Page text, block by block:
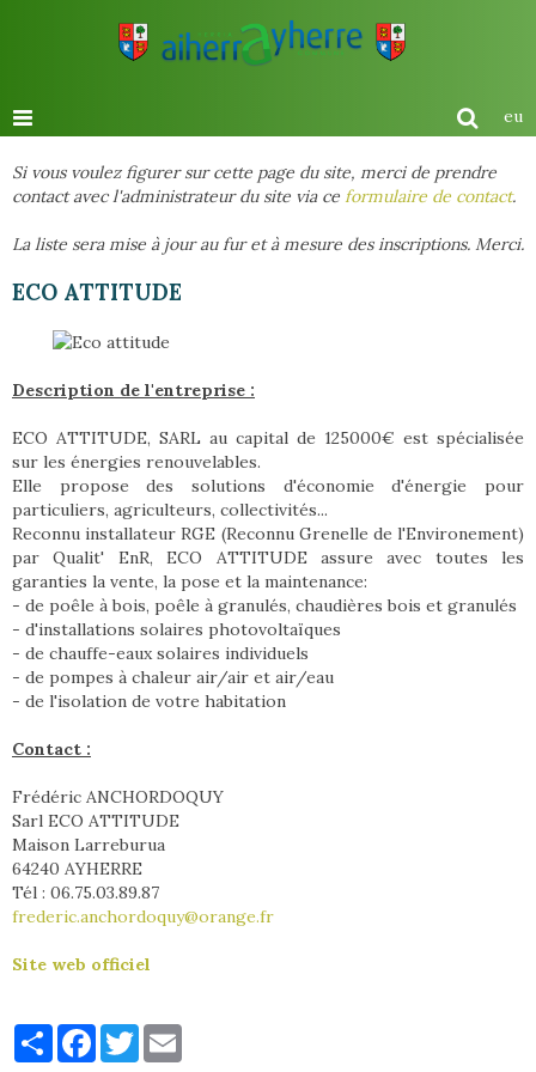
eu
Si vous voulez figurer sur cette page du site, merci de prendre
contact avec l'administrateur du site via ce formulaire de contact.
La liste sera mise à jour au fur et à mesure des inscriptions. Merci.
ECO ATTITUDE
Description de l'entreprise :
ECO ATTITUDE, SARL au capital de 125000€ est spécialisée
sur les énergies renouvelables.
Elle propose des solutions d'économie d'énergie pour
particuliers, agriculteurs, collectivités...
Reconnu installateur RGE (Reconnu Grenelle de l'Environement)
par Qualit' EnR, ECO ATTITUDE assure avec toutes les
garanties la vente, la pose et la maintenance:
- de poêle à bois, poêle à granulés, chaudières bois et granulés
- d'installations solaires photovoltaïques
- de chauffe-eaux solaires individuels
- de pompes à chaleur air/air et air/eau
- de l'isolation de votre habitation
Contact :
Frédéric ANCHORDOQUY
Sarl ECO ATTITUDE
Maison Larreburua
64240 AYHERRE
Tél : 06.75.03.89.87
frederic.anchordoquy@orange.fr
Site web officiel
PartagerFacebook
Twitter